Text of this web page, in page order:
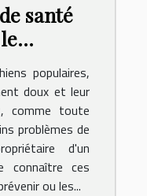
santé
et
populaires,
doux et leur
comme toute
problèmes de
d'un
connaître ces
ou les...